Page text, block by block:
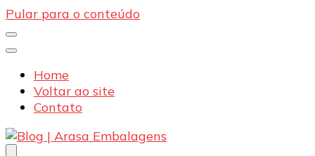
Pular para o conteúdo
Home
Voltar ao site
Contato